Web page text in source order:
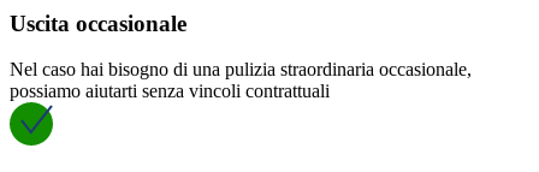
Uscita occasionale
Nel caso hai bisogno di una pulizia straordinaria occasionale,
possiamo aiutarti senza vincoli contrattuali